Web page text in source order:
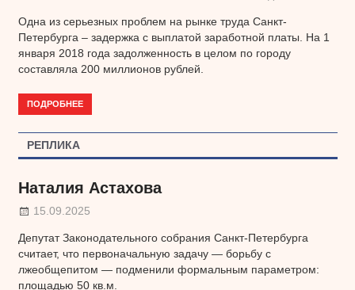
Одна из серьезных проблем на рынке труда Санкт-
Петербурга – задержка с выплатой заработной платы. На 1
января 2018 года задолженность в целом по городу
составляла 200 миллионов рублей.
ПОДРОБНЕЕ
РЕПЛИКА
Наталия Астахова
15.09.2025
Депутат Законодательного собрания Санкт-Петербурга
считает, что первоначальную задачу — борьбу с
лжеобщепитом — подменили формальным параметром:
площадью 50 кв.м.